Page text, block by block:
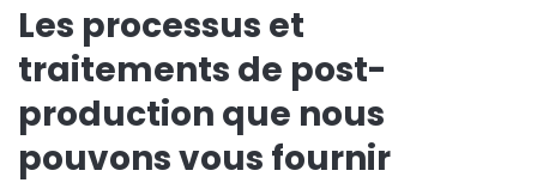
Les processus et
traitements de post-
production que nous
pouvons vous fournir